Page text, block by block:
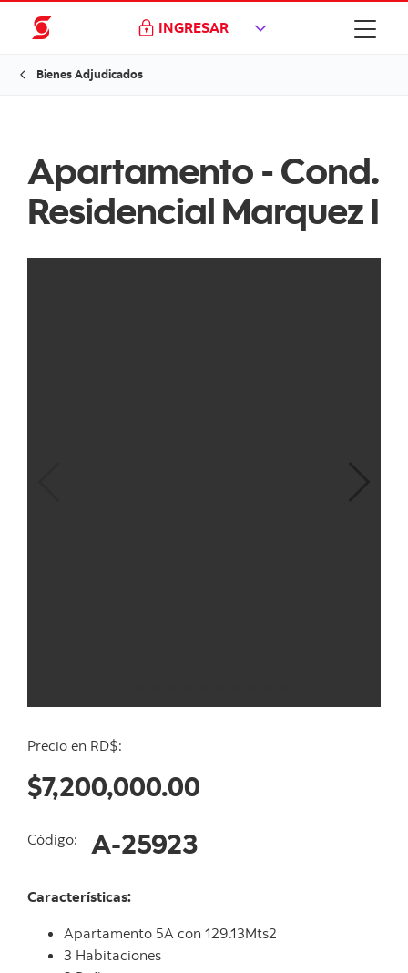
INGRESAR
Bienes Adjudicados
Apartamento - Cond.
Residencial Marquez I
Precio en RD$:
$7,200,000.00
Código: A-25923
Características:
Apartamento 5A con 129.13Mts2
3 Habitaciones